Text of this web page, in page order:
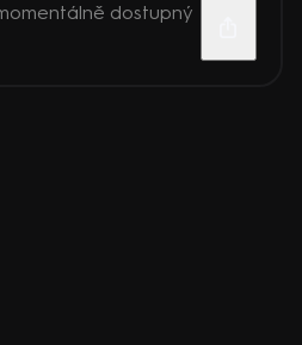
dostupný